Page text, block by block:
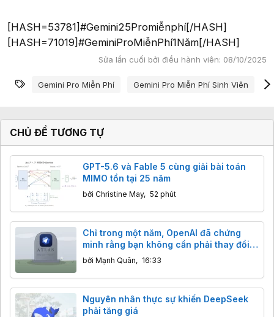
[HASH=53781]#Gemini25Promiễnphí[/HASH]
[HASH=71019]#GeminiProMiễnPhí1Năm[/HASH]
Sửa lần cuối bởi điều hành viên: 08/10/2025
Từ khóa
Gemini Pro Miễn Phí Gemini Pro Miễn Phí Sinh Viên
CHỦ ĐỀ TƯƠNG TỰ
GPT-5.6 và Fable 5 cùng giải bài toán
MIMO tồn tại 25 năm
bởi Christine May, 52 phút
Chỉ trong một năm, OpenAI đã chứng
minh rằng bạn không cần phải thay đổi
trình duyệt để sử dụng trí tuệ nhân tạo
bởi Mạnh Quân, 16:33
Nguyên nhân thực sự khiến DeepSeek
phải tăng giá